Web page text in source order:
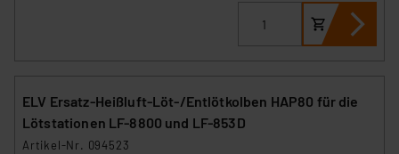
ELV Ersatz-Heißluft-Löt-/Entlötkolben HAP80 für die
Lötstationen LF-8800 und LF-853D
Artikel-Nr. 094523